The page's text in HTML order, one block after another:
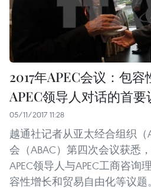
2017年APEC会议：包
APEC领导人对话的首要
05/11/2017 11:28
越通社记者从亚太经合组织（
会（ABAC）第四次会议获悉
APEC领导人与APEC工商咨询
容性增长和贸易自由化等议题。